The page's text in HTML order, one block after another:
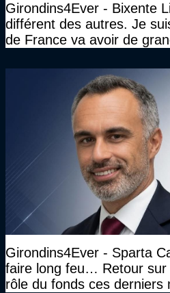
Girondins4Ever - Bixente
différent des autres. Je
de France va avoir de
Girondins4Ever - Sparta
faire long feu… Retour sur
rôle du fonds ces derniers